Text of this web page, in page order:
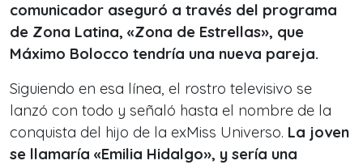
comunicador aseguró a través del programa
de Zona Latina, «Zona de Estrellas», que
Máximo Bolocco tendría una nueva pareja.
Siguiendo en esa línea, el rostro televisivo se
lanzó con todo y señaló hasta el nombre de la
conquista del hijo de la exMiss Universo. La joven
se llamaría «Emilia Hidalgo», y sería una